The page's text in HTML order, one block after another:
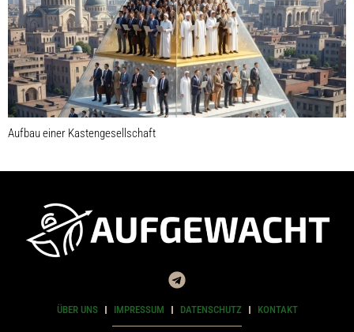
Aufbau einer Kastengesellschaft
ÜBER UNS IMPRESSUM DATENSCHUTZ KONTAKT